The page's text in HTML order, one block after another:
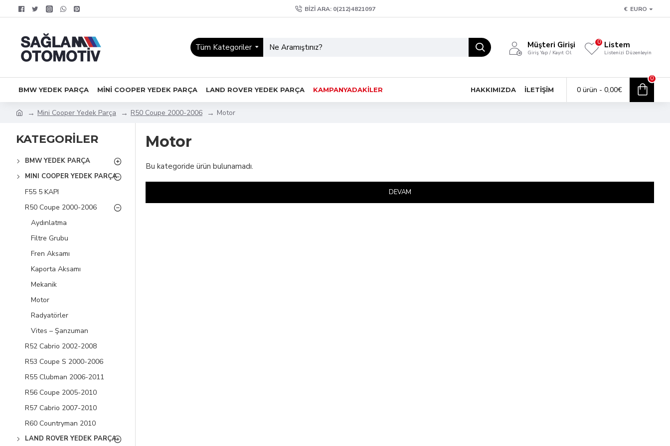
BIZI ARA: 0(212)4821097 € EURO
Tüm Kategoriler Müşteri Girişi
Giriş Yap / Kayıt Ol
Listem
Listenizi Düzenleyin
0
BMW YEDEK PARÇA MİNİ COOPER YEDEK PARÇA LAND ROVER YEDEK PARÇA KAMPANYADAKİLER HAKKIMIZDA İLETİŞİM 0 ürün - 0,00€
0
Mini Cooper Yedek Parça R50 Coupe 2000-2006 Motor
KATEGORİLER
BMW YEDEK PARÇA
MINI COOPER YEDEK PARÇA
F55 5 KAPI
R50 Coupe 2000-2006
Aydınlatma
Filtre Grubu
Fren Aksamı
Kaporta Aksamı
Mekanik
Motor
Radyatörler
Vites – Şanzuman
R52 Cabrio 2002-2008
R53 Coupe S 2000-2006
R55 Clubman 2006-2011
R56 Coupe 2005-2010
R57 Cabrio 2007-2010
R60 Countryman 2010
LAND ROVER YEDEK PARÇA
Motor
Bu kategoride ürün bulunamadı.
DEVAM